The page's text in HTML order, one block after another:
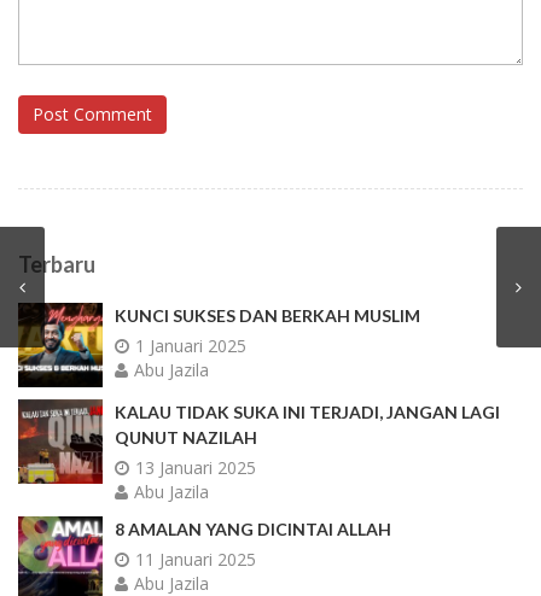
Post Comment
Terbaru
KUNCI SUKSES DAN BERKAH MUSLIM
1 Januari 2025
Abu Jazila
KALAU TIDAK SUKA INI TERJADI, JANGAN LAGI
QUNUT NAZILAH
13 Januari 2025
Abu Jazila
8 AMALAN YANG DICINTAI ALLAH
11 Januari 2025
Abu Jazila